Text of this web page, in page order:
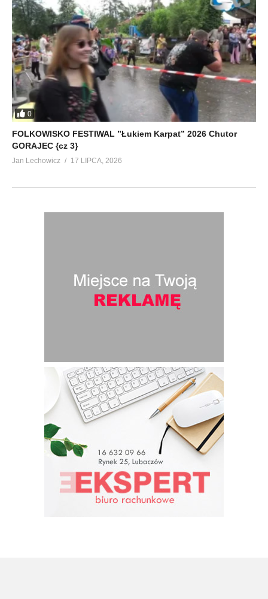
0
FOLKOWISKO FESTIWAL ”Łukiem Karpat” 2026 Chutor
GORAJEC {cz 3}
Jan Lechowicz 17 LIPCA, 2026